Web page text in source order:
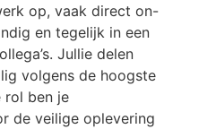
op, vaak direct on-
en tegelijk in een
Jullie delen
volgens de hoogste
rol ben je
de veilige oplevering